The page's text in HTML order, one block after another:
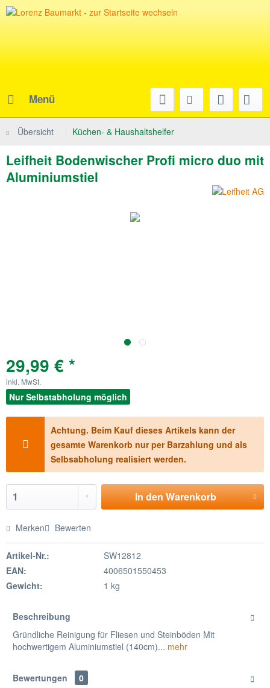
Menü
Übersicht Küchen- & Haushaltshelfer
Leifheit Bodenwischer Profi micro duo mit
Aluminiumstiel
29,99 € *
inkl. MwSt.
Nur Selbstabholung möglich
Achtung. Beim Kauf dieses Artikels kann der
gesamte Warenkorb nur per Barzahlung und als
Selbsabholung realisiert werden.
In denWarenkorb
Merken Bewerten
Artikel-Nr.:
SW12812
EAN:
4006501550453
Gewicht:
1 kg
Beschreibung
Gründliche Reinigung für Fliesen und Steinböden Mit
hochwertigem Aluminiumstiel (140cm)... mehr
Bewertungen
0